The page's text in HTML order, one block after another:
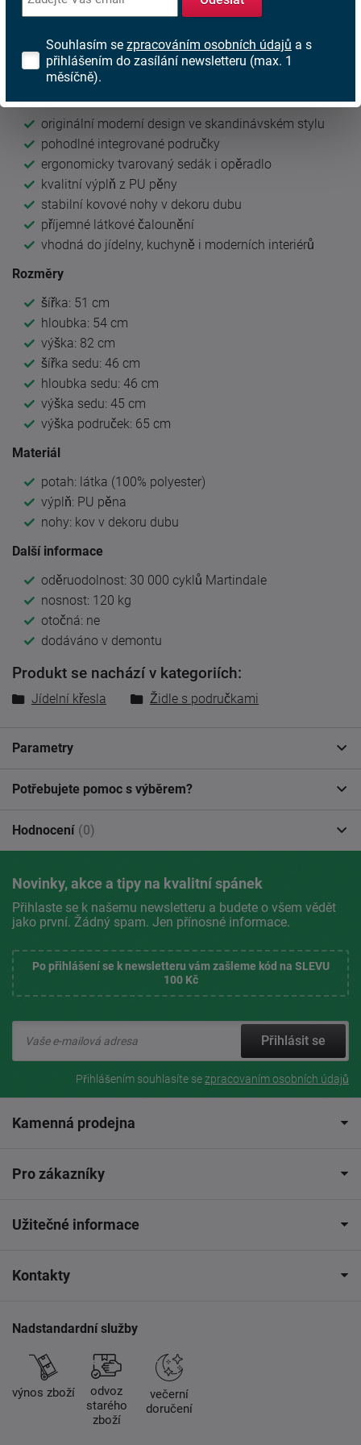
moderní odolnost s hřejivým vzhledem masivu a dodávají
židli lehký, elegantní charakter.
originální moderní design ve skandinávském stylu
pohodlné integrované područky
ergonomicky tvarovaný sedák i opěradlo
kvalitní výplň z PU pěny
stabilní kovové nohy v dekoru dubu
příjemné látkové čalounění
vhodná do jídelny, kuchyně i moderních interiérů
Rozměry
šířka: 51 cm
hloubka: 54 cm
výška: 82 cm
šířka sedu: 46 cm
hloubka sedu: 46 cm
výška sedu: 45 cm
výška područek: 65 cm
Materiál
potah: látka (100% polyester)
výplň: PU pěna
nohy: kov v dekoru dubu
Další informace
oděruodolnost: 30 000 cyklů Martindale
nosnost: 120 kg
otočná: ne
dodáváno v demontu
Produkt se nachází v kategoriích:
Jídelní křesla Židle s područkami
Parametry
Potřebujete pomoc s výběrem?
Hodnocení (0)
Novinky, akce a tipy na kvalitní spánek
Přihlaste se k našemu newsletteru a budete o všem vědět
jako první. Žádný spam. Jen přínosné informace.
Po přihlášení se k newsletteru vám zašleme kód na SLEVU
100 Kč
Přihlásit se
Přihlášením souhlasíte sezpracovaním osobních údajů
Kamenná prodejna
Pro zákazníky
Užitečné informace
Kontakty
Nadstandardní služby
výnos zboží
odvoz
starého
zboží
večerní
doručení
Souhlasím se zpracováním osobních údajů a s
přihlášením do zasílání newsletteru (max. 1
měsíčně).